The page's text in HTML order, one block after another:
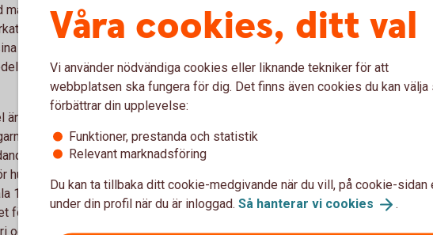
fel ska fonden och andelsägarna alltid
negativt. Fel i fondandelsvärde som inträffat på grund
skyldigheter, såsom vid felaktig avgiftsberäkning eller
i strid med lag eller fondbestämmelser, ska alltid
de som nämns ovan är materiella eller inte ska hänsyn
(volatiliteten) normalt är i fonden. Ju mindre
desto mindre fel bör betraktas som
hur stora felen ska vara för att anses materiella utgår
1-7). Fondens riskkategori anges i fondens faktablad
för kurssvängningar på marknaden. Normalt har en
och därmed högre volatilitet än exempelvis en räntefond,
Våra cookies, ditt val
Vi använder nödvändiga cookies eller liknande tekniker för att
webbplatsen ska fungera för dig. Det finns även cookies du kan välja
förbättrar din upplevelse:
Funktioner, prestanda och statistik
Relevant marknadsföring
Du kan ta tillbaka ditt cookie-medgivande när du vill, på cookie-sidan
under din profil när du är inloggad. Så hanterar vi cookies .